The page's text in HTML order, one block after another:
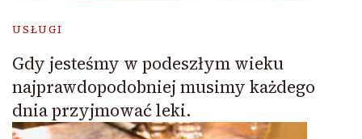
USŁUGI
Gdy jesteśmy w podeszłym wieku
najprawdopodobniej musimy każdego
dnia przyjmować leki.